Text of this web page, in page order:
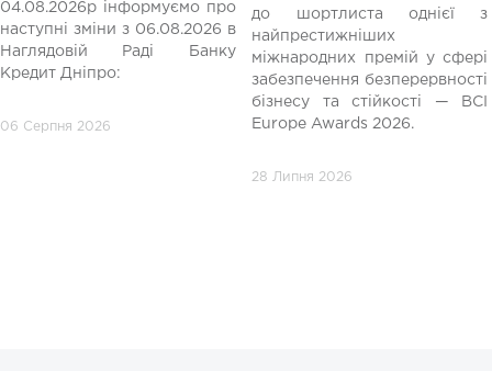
04.08.2026р інформуємо про
наступні зміни з 06.08.2026 в
Наглядовій Раді Банку
Кредит Дніпро:
06 Серпня 2026
до шортлиста однієї з
найпрестижніших
міжнародних премій у сфері
забезпечення безперервності
бізнесу та стійкості — BCI
Europe Awards 2026.
28 Липня 2026